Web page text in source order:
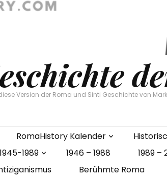
Version der Roma und Sinti Geschichte von
RomaHistory Kalender
1945-1989 1946 – 1988 1989 –
Berühmte Roma